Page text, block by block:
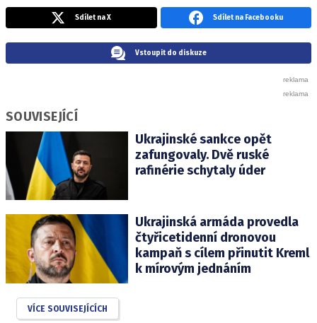
Sdílet na X Sdílet na Facebooku
Vstoupit do diskuze
SOUVISEJÍCÍ
Ukrajinské sankce opět
zafungovaly. Dvě ruské
rafinérie schytaly úder
Ukrajinská armáda provedla
čtyřicetidenní dronovou
kampaň s cílem přinutit Kreml
k mírovým jednáním
VÍCE SOUVISEJÍCÍCH